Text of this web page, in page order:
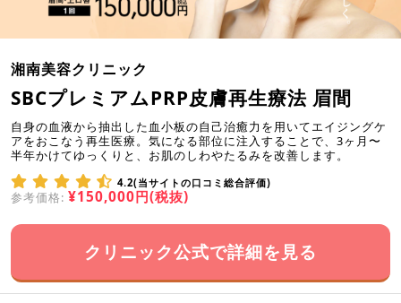
湘南美容クリニック
SBCプレミアムPRP皮膚再生療法 眉間
自身の血液から抽出した血小板の自己治癒力を用いてエイジングケ
アをおこなう再生医療。気になる部位に注入することで、3ヶ月〜
半年かけてゆっくりと、お肌のしわやたるみを改善します。
4.2(当サイトの口コミ総合評価)
参考価格: ¥150,000円(税抜)
クリニック公式で詳細を見る